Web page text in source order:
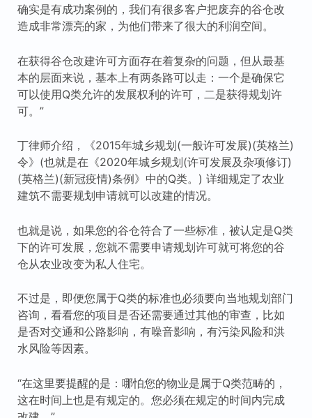
确实是有成功案例的，我们有很多客户把废弃的谷仓改
造成非常漂亮的家，为他们带来了很大的利润空间。
在获得谷仓改建许可方面存在着复杂的问题，但从最基
本的层面来说，基本上有两条路可以走：一个是确保它
可以使用Q类允许的发展权利的许可，二是获得规划许
可。”
丁律师介绍，《2015年城乡规划(一般许可发展)(英格兰)
令》(也就是在《2020年城乡规划(许可发展及杂项修订)
(英格兰)(新冠疫情)条例》中的Q类。) 详细规定了农业
建筑不需要规划申请就可以改建的情况。
也就是说，如果您的谷仓符合了一些标准，被认定是Q类
下的许可发展，您就不需要申请规划许可就可将您的谷
仓从农业改变为私人住宅。
不过是，即便您属于Q类的标准也必须要向当地规划部门
咨询，看看您的项目是否还需要通过其他的审查，比如
是否对交通和公路影响，有噪音影响，有污染风险和洪
水风险等因素。
“在这里要提醒的是：哪怕您的物业是属于Q类范畴的，
这在时间上也是有规定的。您必须在规定的时间内完成